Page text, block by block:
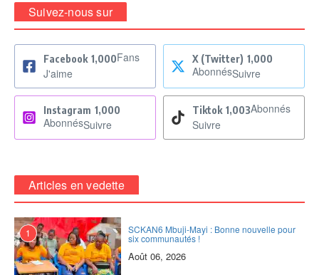
Suivez-nous sur
Facebook 1,000Fans
J'aime
X (Twitter) 1,000
AbonnésSuivre
Instagram 1,000
AbonnésSuivre
Tiktok 1,003Abonnés
Suivre
Articles en vedette
1 SCKAN6 Mbuji-Mayi : Bonne nouvelle pour
six communautés !
Août 06, 2026